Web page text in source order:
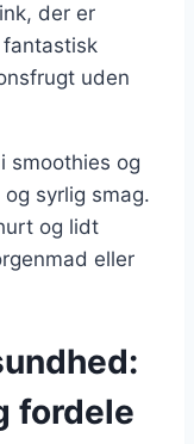
der er
uden
smoothies og
syrlig smag.
og lidt
eller
fordele